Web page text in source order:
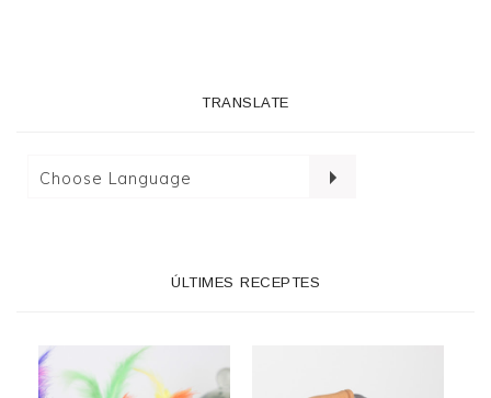
TRANSLATE
ÚLTIMES RECEPTES